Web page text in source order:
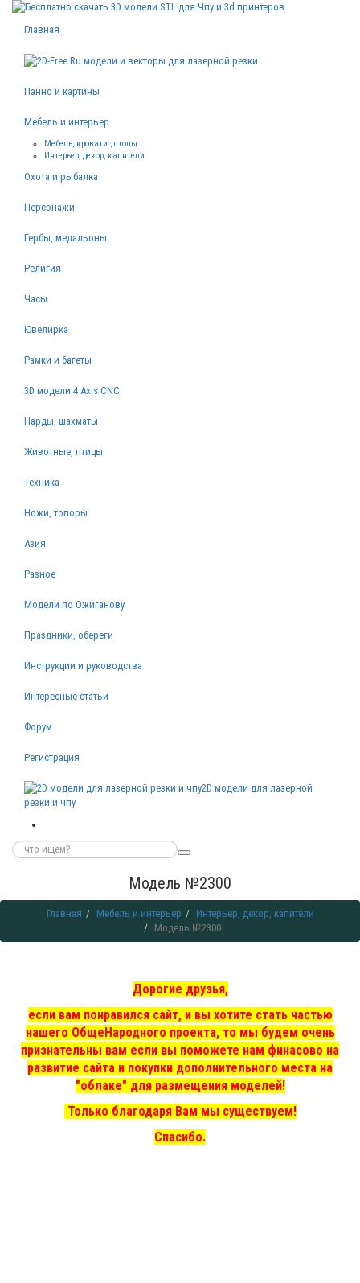
Главная
Панно и картины
Мебель и интерьер
Мебель, кровати , столы
Интерьер, декор, капители
Охота и рыбалка
Персонажи
Гербы, медальоны
Религия
Часы
Ювелирка
Рамки и багеты
3D модели 4 Axis CNC
Нарды, шахматы
Животные, птицы
Техника
Ножи, топоры
Азия
Разное
Модели по Ожиганову
Праздники, обереги
Инструкции и руководства
Интересные статьи
Форум
Регистрация
2D модели для лазерной
резки и чпу
Модель №2300
Главная Мебель и интерьер
Интерьер, декор, капители
Модель №2300
Дорогие друзья,
если вам понравился сайт, и вы хотите стать частью
нашего ОбщеНародного проекта, то мы будем очень
признательны вам если вы поможете нам финасово на
развитие сайта и покупки дополнительного места на
"облаке" для размещения моделей!
Только благодаря Вам мы существуем!
Спасибо.